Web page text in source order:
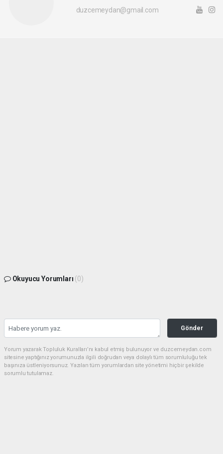
duzcemeydan@gmail.com
Okuyucu Yorumları (0)
Gönder
Yorum yazarak Topluluk Kuralları’nı kabul etmiş bulunuyor ve duzcemeydan.com
sitesine yaptığınız yorumunuzla ilgili doğrudan veya dolaylı tüm sorumluluğu tek
başınıza üstleniyorsunuz. Yazılan tüm yorumlardan site yönetimi hiçbir şekilde
sorumlu tutulamaz.